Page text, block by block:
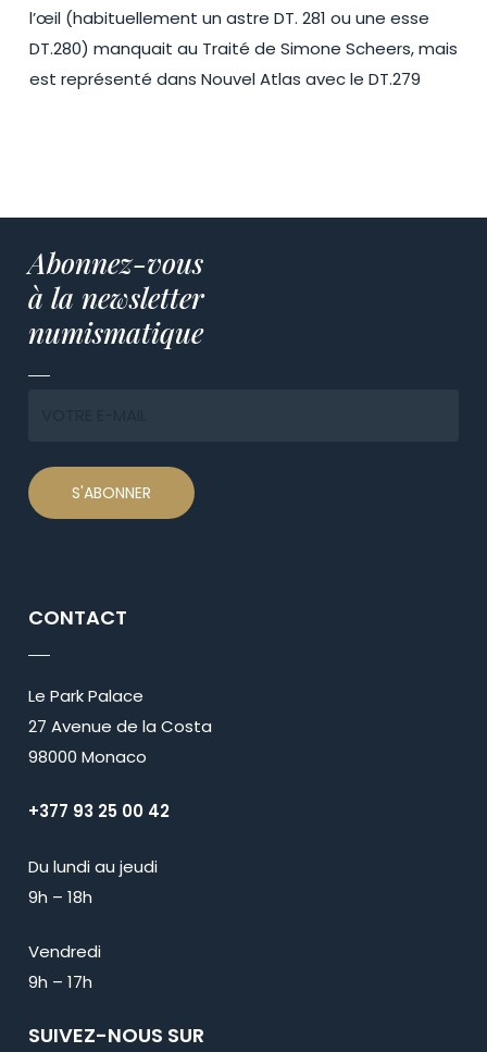
l’œil (habituellement un astre DT. 281 ou une esse
DT.280) manquait au Traité de Simone Scheers, mais
est représenté dans Nouvel Atlas avec le DT.279
Abonnez-vous
à la newsletter
numismatique
CONTACT
Le Park Palace
27 Avenue de la Costa
98000 Monaco
+377 93 25 00 42
Du lundi au jeudi
9h – 18h
Vendredi
9h – 17h
SUIVEZ-NOUS SUR